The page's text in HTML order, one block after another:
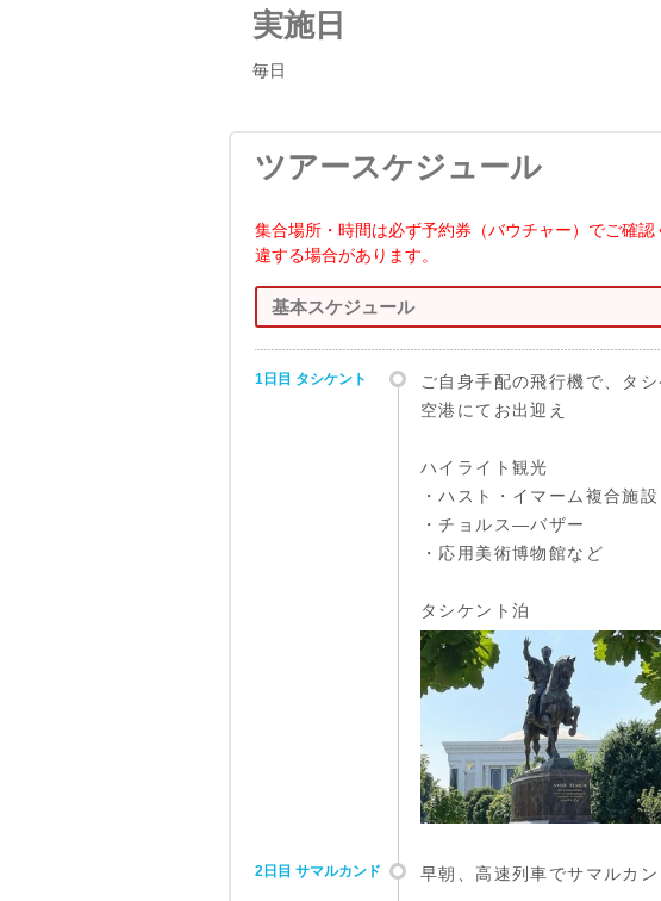
実施日
毎日
ツアースケジュール
集合場所・時間は必ず予約券（バウチャー）でご確
違する場合があります。
基本スケジュール
1日目 タシケント
ご自身手配の飛行機で、タシ
空港にてお出迎え
ハイライト観光
・ハスト・イマーム複合施設
・チョルス―バザー
・応用美術博物館など
タシケント泊
2日目 サマルカンド 早朝、高速列車でサマルカン